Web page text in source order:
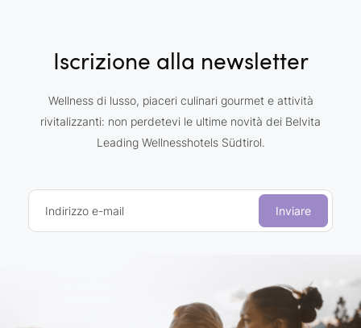
Iscrizione alla newsletter
Wellness di lusso, piaceri culinari gourmet e attività
rivitalizzanti: non perdetevi le ultime novità dei Belvita
Leading Wellnesshotels Südtirol.
Indirizzo e-mail Inviare